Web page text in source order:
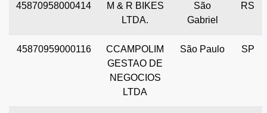
45870958000414
M & R BIKES
LTDA.
São
Gabriel
RS
45870959000116
CCAMPOLIM
GESTAO DE
NEGOCIOS
LTDA
São Paulo SP